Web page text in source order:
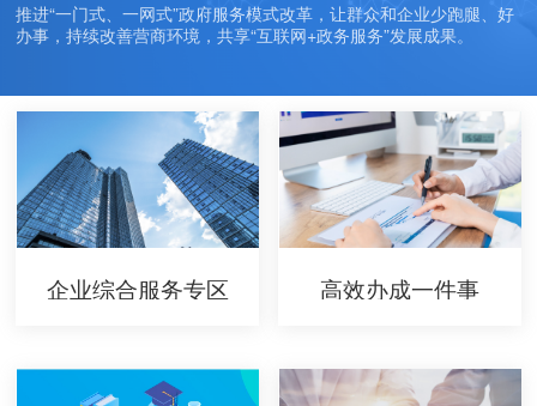
推进“一门式、一网式”政府服务模式改革，让群众和企业少跑腿、好
办事，持续改善营商环境，共享“互联网+政务服务”发展成果。
企业综合服务专区 高效办成一件事